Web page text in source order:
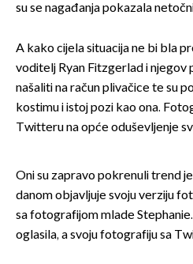
su se nagađanja pokazala
A kako cijela situacija ne bi bla
voditelj Ryan Fitzgerlad i njegov
našaliti na račun plivačice te su
kostimu i istoj pozi kao ona.
Twitteru na opće oduševljenje
Oni su zapravo pokrenuli trend
danom objavljuje svoju verziju
sa fotografijom mlade
oglasila, a svoju fotografiju sa